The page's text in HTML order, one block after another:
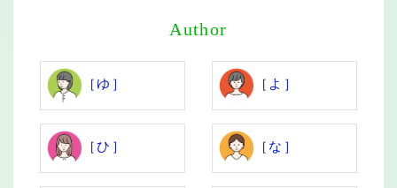
Author
［ゆ］ ［よ］
［ひ］ ［な］